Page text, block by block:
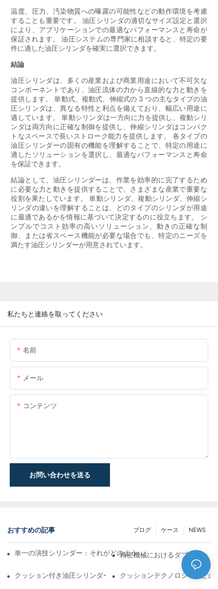
温度、圧力、汚染物質への曝露の可能性などの動作環境を考慮
することも重要です。 油圧シリンダの適切なサイズ設定と選択
により、アプリケーションでの最適なパフォーマンスと寿命が
保証されます。 油圧システムの専門家に相談すると、特定の要
件に適した油圧シリンダを確実に選択できます。
結論
油圧シリンダは、多くの産業および商業用途において不可欠な
コンポーネントであり、油圧流体の力から直線的な力と動きを
提供します。 単動式、複動式、伸縮式の 3 つの主なタイプの油
圧シリンダは、異なる特性と利点を備えており、幅広い用途に
適しています。 単動シリンダは一方向に力を提供し、複動シリ
ンダは両方向に正確な制御を提供し、伸縮シリンダはコンパク
トなスペースで長いストローク能力を提供します。 各タイプの
油圧シリンダーの固有の機能を理解することで、特定の用途に
適したソリューションを選択し、最適なパフォーマンスと寿命
を保証できます。
結論として、油圧シリンダーは、作業を効率的に完了するため
に必要な力と動きを提供することで、さまざまな産業で重要な
役割を果たしています。 単動シリンダ、複動シリンダ、伸縮シ
リンダの違いを理解することは、どのタイプのシリンダが用途
に最適であるかを情報に基づいて決定するのに役立ちます。 シ
ンプルでコスト効率の高いソリューション、動きの正確な制
御、または省スペース機能が必要な場合でも、特定のニーズを
満たす油圧シリンダーが用意されています。
私たちと連絡を取ってください
名前
メール
コンテンツ
お問い合わせを送る
おすすめの記事 NEWS
ケース
ブログ
単一の演技シリンダー：それがどのように機能するか&一般的な
精密機械におけるダブルロッド
クッション付き油圧シリンダー：寿命を延ばす衝撃&の削減
クッションテクノロジーがど